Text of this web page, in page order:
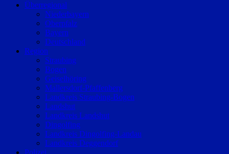
Überregional
Niederbayern
Oberpfalz
Bayern
Deutschland
Region
Straubing
Bogen
Geiselhöring
Mallersdorf-Pfaffenberg
Landkreis Straubing-Bogen
Landshut
Landkreis Landshut
Dingolfing
Landkreis Dingolfing-Landau
Landkreis Deggendorf
Polizei